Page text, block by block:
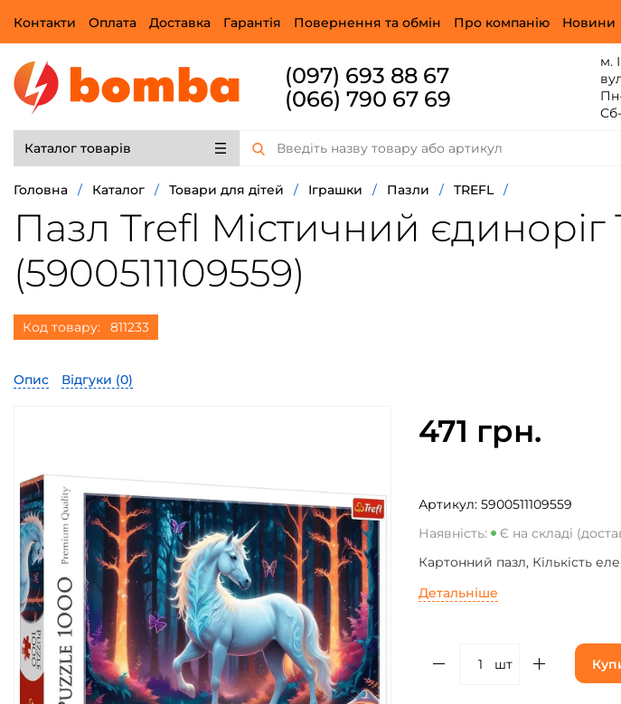
Контакти Оплата Доставка Гарантія Повернення та обмін Про компанію Новини
(097) 693 88 67
(066) 790 67 69
м.
Каталог товарів
Головна / Каталог / Товари для дітей / Іграшки / Пазли / TREFL /
Пазл Trefl Містичний єдиноріг
(5900511109559)
Код товару: 811233
Опис Відгуки (0)
471 грн.
Артикул: 5900511109559
Наявність:
Є на складі
Картонний пазл, Кількість
Детальніше
шт